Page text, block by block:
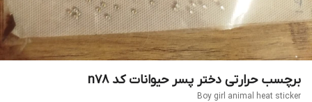
برچسب حرارتی دختر پسر حیوانات کد n78
Boy girl animal heat sticker